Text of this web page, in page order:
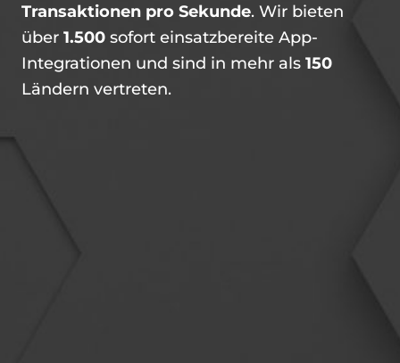
Transaktionen pro Sekunde. Wir bieten
über 1.500 sofort einsatzbereite App-
Integrationen und sind in mehr als 150
Ländern vertreten.